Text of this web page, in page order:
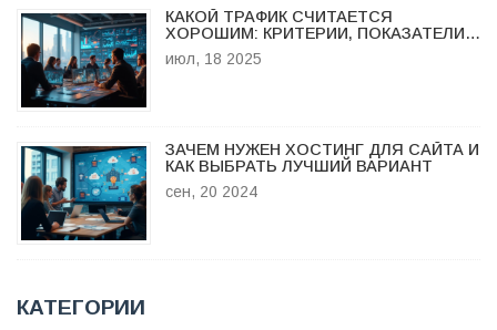
КАКОЙ ТРАФИК СЧИТАЕТСЯ
ХОРОШИМ: КРИТЕРИИ, ПОКАЗАТЕЛИ,
ОШИБКИ И ПРАКТИЧЕСКИЕ СОВЕТЫ
июл, 18 2025
ЗАЧЕМ НУЖЕН ХОСТИНГ ДЛЯ САЙТА И
КАК ВЫБРАТЬ ЛУЧШИЙ ВАРИАНТ
сен, 20 2024
КАТЕГОРИИ